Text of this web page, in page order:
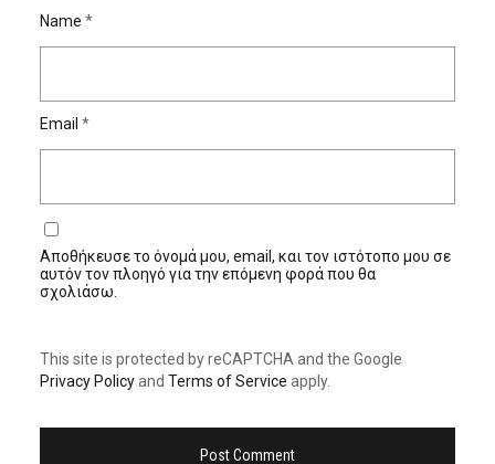
Name *
Email *
Αποθήκευσε το όνομά μου, email, και τον ιστότοπο μου σε
αυτόν τον πλοηγό για την επόμενη φορά που θα
σχολιάσω.
This site is protected by reCAPTCHA and the Google
Privacy Policyand Terms of Service apply.